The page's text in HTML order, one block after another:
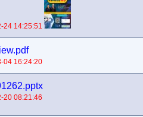
24 14:25:51
04 16:24:20
20 08:21:46